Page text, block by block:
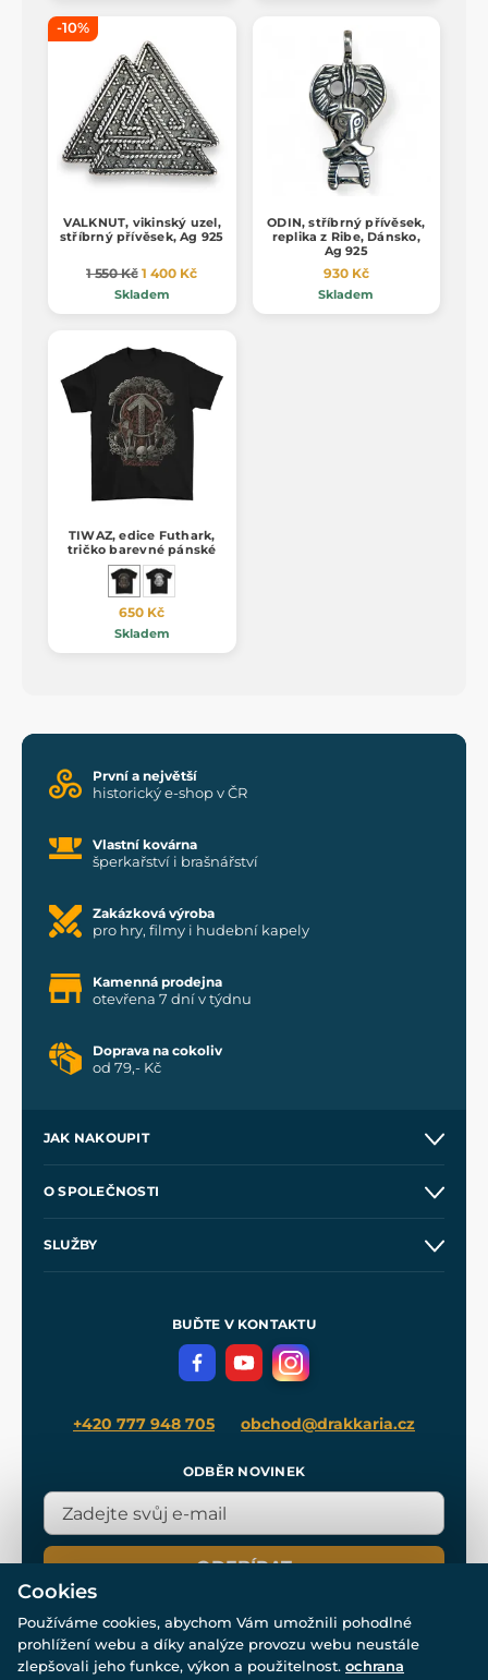
-10%
VALKNUT, vikinský uzel,
stříbrný přívěsek, Ag 925
1 550 Kč 1 400 Kč
Skladem
ODIN, stříbrný přívěsek,
replika z Ribe, Dánsko,
Ag 925
930 Kč
Skladem
TIWAZ, edice Futhark,
tričko barevné pánské
650 Kč
Skladem
První a největší
historický e-shop v ČR
Vlastní kovárna
šperkařství i brašnářství
Zakázková výroba
pro hry, filmy i hudební kapely
Kamenná prodejna
otevřena 7 dní v týdnu
Doprava na cokoliv
od 79,- Kč
JAK NAKOUPIT
Velkoobchod
O SPOLEČNOSTI
SLUŽBY
Meče pro Kingdom Come
BUĎTE V KONTAKTU
+420 777 948 705 obchod@drakkaria.cz
ODBĚR NOVINEK
ODEBÍRAT
Cookies
Používáme cookies, abychom Vám umožnili pohodlné
prohlížení webu a díky analýze provozu webu neustále
zlepšovali jeho funkce, výkon a použitelnost. ochrana